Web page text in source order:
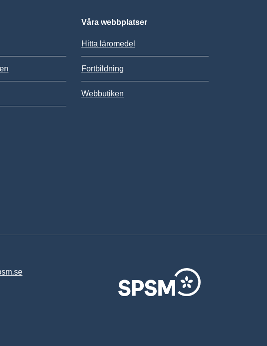
Våra webbplatser
Hitta läromedel
Fortbildning
Webbutiken